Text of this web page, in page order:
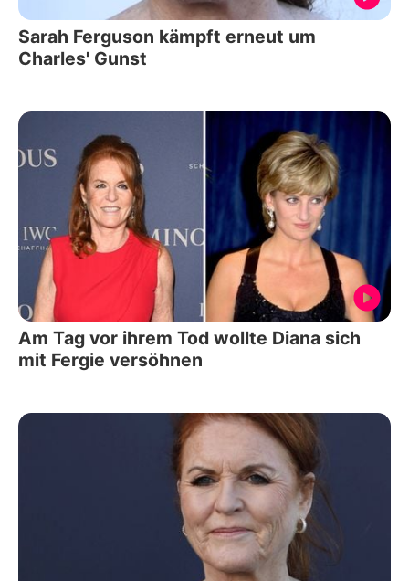
Sarah Ferguson kämpft erneut um
Charles' Gunst
Am Tag vor ihrem Tod wollte Diana sich
mit Fergie versöhnen